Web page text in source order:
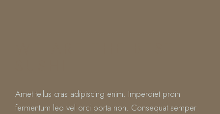
Amet tellus cras adipiscing enim. Imperdiet proin
fermentum leo vel orci porta non. Consequat semper